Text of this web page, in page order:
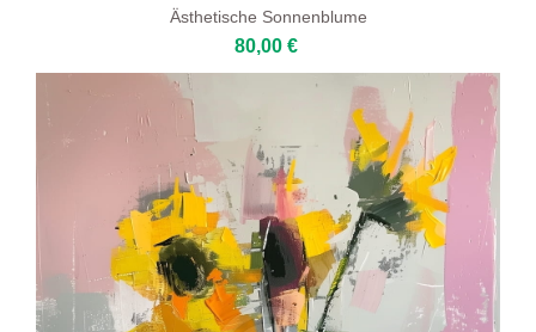
Ästhetische Sonnenblume
80,00 €